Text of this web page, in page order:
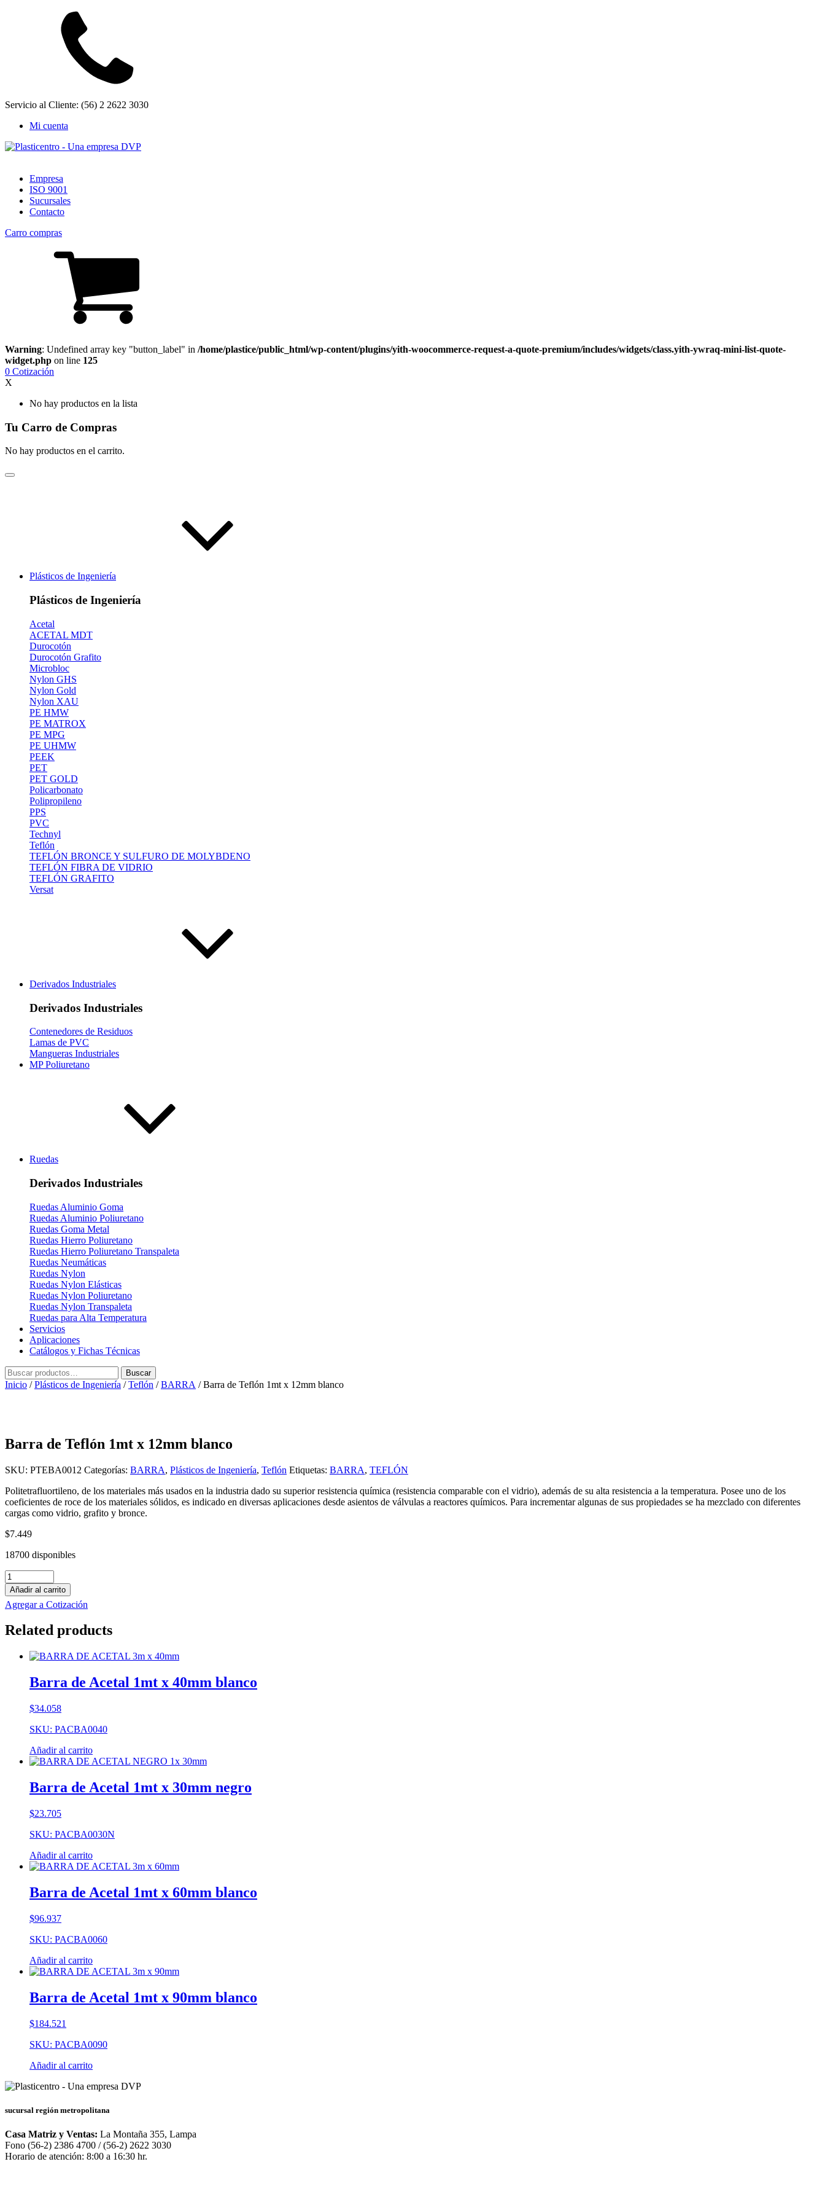
Servicio al Cliente: (56) 2 2622 3030
Mi cuenta
Empresa
ISO 9001
Sucursales
Contacto
Carro compras
Warning: Undefined array key "button_label" in /home/plastice/public_html/wp-content/plugins/yith-woocommerce-request-a-quote-premium/includes/widgets/class.yith-ywraq-mini-list-quote-
widget.php on line 125
0 Cotización
X
No hay productos en la lista
Tu Carro de Compras
No hay productos en el carrito.
Plásticos de Ingeniería
Plásticos de Ingeniería
Acetal
ACETAL MDT
Durocotón
Durocotón Grafito
Microbloc
Nylon GHS
Nylon Gold
Nylon XAU
PE HMW
PE MATROX
PE MPG
PE UHMW
PEEK
PET
PET GOLD
Policarbonato
Polipropileno
PPS
PVC
Technyl
Teflón
TEFLÓN BRONCE Y SULFURO DE MOLYBDENO
TEFLÓN FIBRA DE VIDRIO
TEFLÓN GRAFITO
Versat
Derivados Industriales
Derivados Industriales
Contenedores de Residuos
Lamas de PVC
Mangueras Industriales
MP Poliuretano
Ruedas
Derivados Industriales
Ruedas Aluminio Goma
Ruedas Aluminio Poliuretano
Ruedas Goma Metal
Ruedas Hierro Poliuretano
Ruedas Hierro Poliuretano Transpaleta
Ruedas Neumáticas
Ruedas Nylon
Ruedas Nylon Elásticas
Ruedas Nylon Poliuretano
Ruedas Nylon Transpaleta
Ruedas para Alta Temperatura
Servicios
Aplicaciones
Catálogos y Fichas Técnicas
Buscar
por:
Buscar
Inicio /Plásticos de Ingeniería /Teflón /BARRA / Barra de Teflón 1mt x 12mm blanco
Barra de Teflón 1mt x 12mm blanco
SKU: PTEBA0012 Categorías: BARRA, Plásticos de Ingeniería, Teflón Etiquetas: BARRA, TEFLÓN
Politetrafluortileno, de los materiales más usados en la industria dado su superior resistencia química (resistencia comparable con el vidrio), además de su alta resistencia a la temperatura. Posee uno de los
coeficientes de roce de los materiales sólidos, es indicado en diversas aplicaciones desde asientos de válvulas a reactores químicos. Para incrementar algunas de sus propiedades se ha mezclado con diferentes
cargas como vidrio, grafito y bronce.
$7.449
18700 disponibles
Barra
de
Teflón
1mt
12mm
cantidad
Añadir al carrito
Agregar a Cotización
Related products
Barra de Acetal 1mt x 40mm blanco
$34.058
SKU: PACBA0040
Añadir al carrito
Barra de Acetal 1mt x 30mm negro
$23.705
SKU: PACBA0030N
Añadir al carrito
Barra de Acetal 1mt x 60mm blanco
$96.937
SKU: PACBA0060
Añadir al carrito
Barra de Acetal 1mt x 90mm blanco
$184.521
SKU: PACBA0090
Añadir al carrito
sucursal región metropolitana
Casa Matriz y Ventas: La Montaña 355, Lampa
Fono (56-2) 2386 4700 / (56-2) 2622 3030
Horario de atención: 8:00 a 16:30 hr.